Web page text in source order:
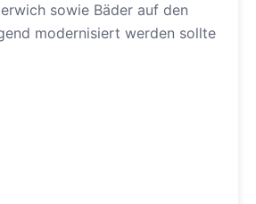
sowie Bäder auf den
modernisiert werden sollte